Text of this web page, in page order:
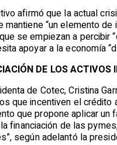
afirmó que la actual
mantiene “un elemento
se empiezan a percibir
apoyar a la economía
DE LOS ACTIVOS
de Cotec, Cristina
que incentiven el crédito
que propone aplicar
financiación de las
según adelantó la